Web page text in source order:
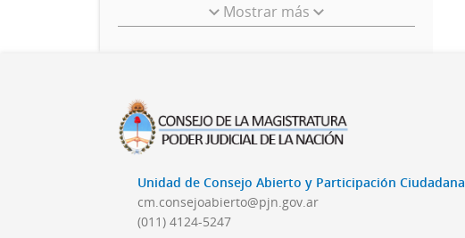
Mostrar más
Unidad de Consejo Abierto y Participación Ciudadana
cm.consejoabierto@pjn.gov.ar
(011) 4124-5247